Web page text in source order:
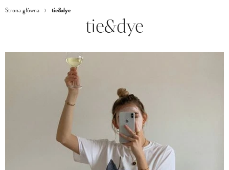
Strona główna tie&dye
tie&dye